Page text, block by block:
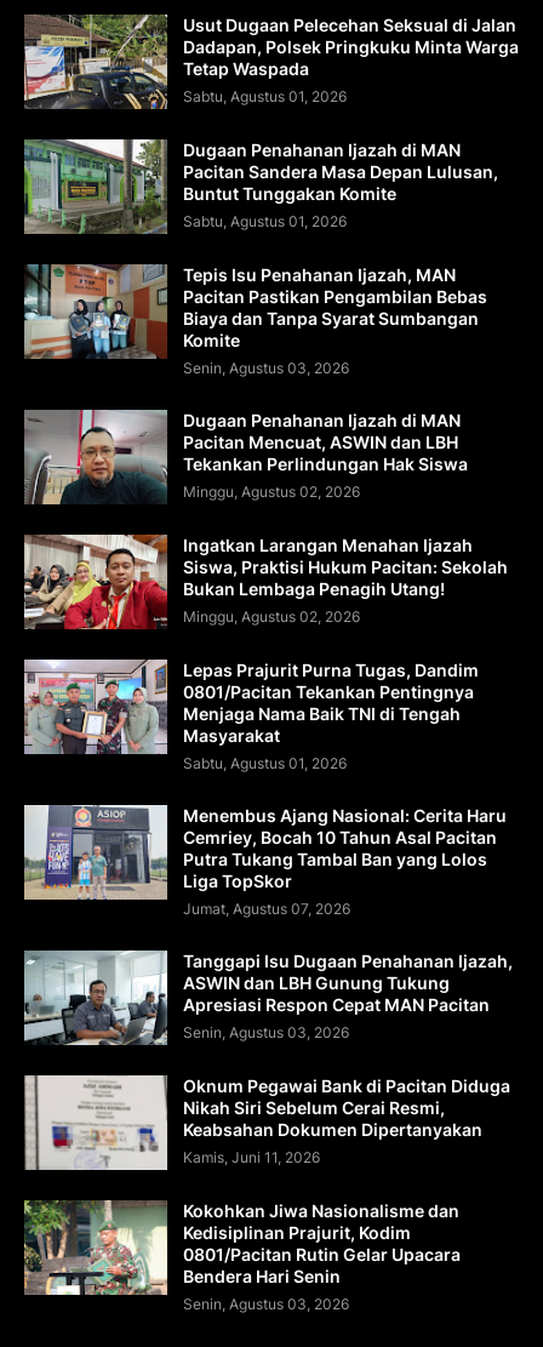
Usut Dugaan Pelecehan Seksual di Jalan
Dadapan, Polsek Pringkuku Minta Warga
Tetap Waspada
Sabtu, Agustus 01, 2026
Dugaan Penahanan Ijazah di MAN
Pacitan Sandera Masa Depan Lulusan,
Buntut Tunggakan Komite
Sabtu, Agustus 01, 2026
Tepis Isu Penahanan Ijazah, MAN
Pacitan Pastikan Pengambilan Bebas
Biaya dan Tanpa Syarat Sumbangan
Komite
Senin, Agustus 03, 2026
Dugaan Penahanan Ijazah di MAN
Pacitan Mencuat, ASWIN dan LBH
Tekankan Perlindungan Hak Siswa
Minggu, Agustus 02, 2026
Ingatkan Larangan Menahan Ijazah
Siswa, Praktisi Hukum Pacitan: Sekolah
Bukan Lembaga Penagih Utang!
Minggu, Agustus 02, 2026
Lepas Prajurit Purna Tugas, Dandim
0801/Pacitan Tekankan Pentingnya
Menjaga Nama Baik TNI di Tengah
Masyarakat
Sabtu, Agustus 01, 2026
Menembus Ajang Nasional: Cerita Haru
Cemriey, Bocah 10 Tahun Asal Pacitan
Putra Tukang Tambal Ban yang Lolos
Liga TopSkor
Jumat, Agustus 07, 2026
Tanggapi Isu Dugaan Penahanan Ijazah,
ASWIN dan LBH Gunung Tukung
Apresiasi Respon Cepat MAN Pacitan
Senin, Agustus 03, 2026
Oknum Pegawai Bank di Pacitan Diduga
Nikah Siri Sebelum Cerai Resmi,
Keabsahan Dokumen Dipertanyakan
Kamis, Juni 11, 2026
Kokohkan Jiwa Nasionalisme dan
Kedisiplinan Prajurit, Kodim
0801/Pacitan Rutin Gelar Upacara
Bendera Hari Senin
Senin, Agustus 03, 2026